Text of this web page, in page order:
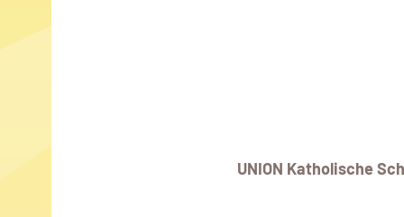
UNION Katholische